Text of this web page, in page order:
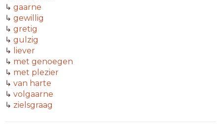
↳ gaarne
↳ gewillig
↳ gretig
↳ gulzig
↳ liever
↳ met genoegen
↳ met plezier
↳ van harte
↳ volgaarne
↳ zielsgraag